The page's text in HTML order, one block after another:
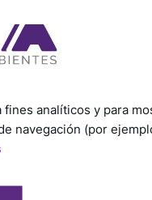
analíticos y para
navegación (por